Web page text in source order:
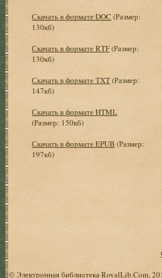
Скачать в формате DOC (Размер:
130кб)
Скачать в формате RTF(Размер:
130кб)
Скачать в формате TXT(Размер:
147кб)
Скачать в формате HTML
(Размер: 150кб)
Скачать в формате EPUB (Размер:
197кб)
© Электронная библиотека RoyalLib.Com,